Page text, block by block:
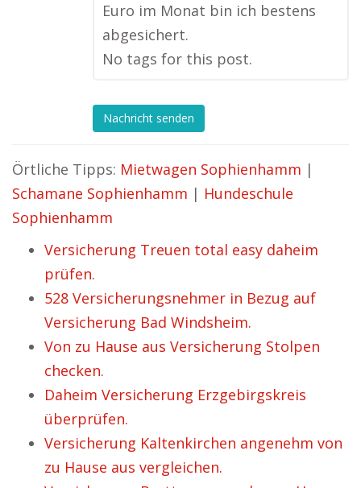
Euro im Monat bin ich bestens
abgesichert.
No tags for this post.
Nachricht senden
Örtliche Tipps: Mietwagen Sophienhamm |
Schamane Sophienhamm | Hundeschule
Sophienhamm
Versicherung Treuen total easy daheim
prüfen.
528 Versicherungsnehmer in Bezug auf
Versicherung Bad Windsheim.
Von zu Hause aus Versicherung Stolpen
checken.
Daheim Versicherung Erzgebirgskreis
überprüfen.
Versicherung Kaltenkirchen angenehm von
zu Hause aus vergleichen.